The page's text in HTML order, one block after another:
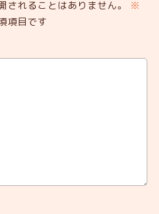
されることはありません。
※
項目です